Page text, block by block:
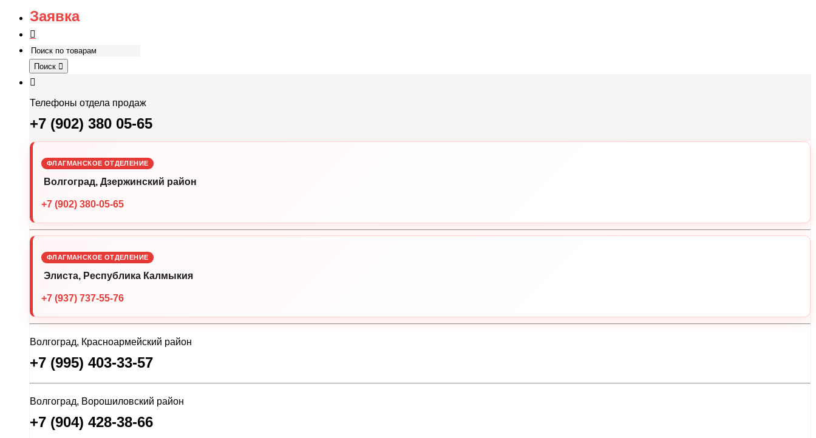
Заявка
Поиск
Телефоны отдела продаж
+7 (902) 380 05-65
ФЛАГМАНСКОЕ ОТДЕЛЕНИЕ
Волгоград, Дзержинский район
+7 (902) 380-05-65
ФЛАГМАНСКОЕ ОТДЕЛЕНИЕ
Элиста, Республика Калмыкия
+7 (937) 737-55-76
Волгоград, Красноармейский район
+7 (995) 403-33-57
Волгоград, Ворошиловский район
+7 (904) 428-38-66